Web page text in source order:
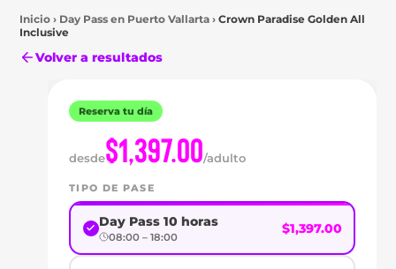
Inicio › Day Pass en Puerto Vallarta › Crown Paradise Golden All
Inclusive
Volver a resultados
Puerto
Vallarta
DAY
PASS
Reserva tu día
desde$1,397.00/adulto
TIPO DE PASE
Day Pass 10 horas
08:00 – 18:00
$1,397.00